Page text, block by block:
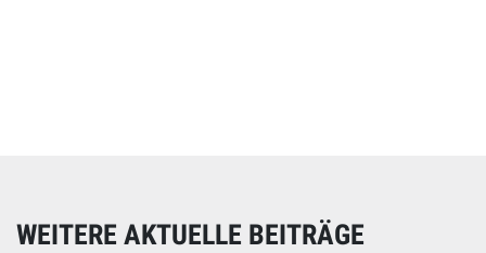
WEITERE AKTUELLE BEITRÄGE